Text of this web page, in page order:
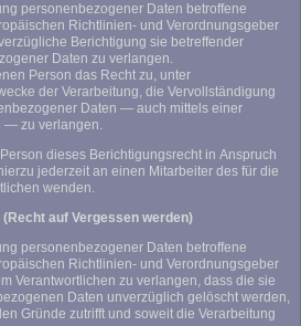
personenbezogener Daten betroffene
Richtlinien- und Verordnungsgeber
Berichtigung sie betreffender
Daten zu verlangen.
Person das Recht zu, unter
der Verarbeitung, die Vervollständigung
Daten — auch mittels einer
— zu verlangen.
dieses Berichtigungsrecht in Anspruch
jederzeit an einen Mitarbeiter des für die
wenden.
(Recht auf Vergessen werden)
personenbezogener Daten betroffene
Richtlinien- und Verordnungsgeber
Verantwortlichen zu verlangen, dass die sie
Daten unverzüglich gelöscht werden,
Gründe zutrifft und soweit die Verarbeitung